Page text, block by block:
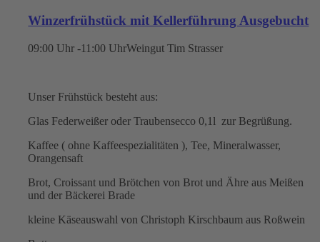
Winzerfrühstück mit Kellerführung Ausgebucht
09:00 Uhr -11:00 UhrWeingut Tim Strasser
Unser Frühstück besteht aus:
Glas Federweißer oder Traubensecco 0,1l zur Begrüßung.
Kaffee ( ohne Kaffeespezialitäten ), Tee, Mineralwasser,
Orangensaft
Brot, Croissant und Brötchen von Brot und Ähre aus Meißen
und der Bäckerei Brade
kleine Käseauswahl von Christoph Kirschbaum aus Roßwein